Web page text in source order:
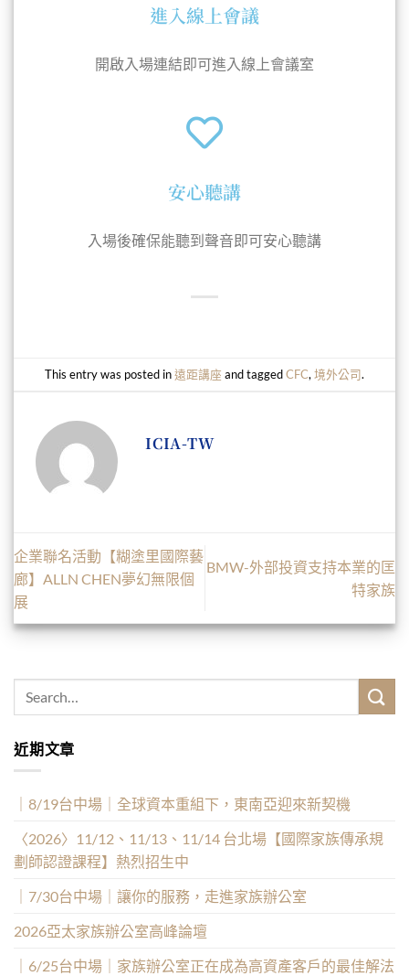
進入線上會議
開啟入場連結即可進入線上會議室
安心聽講
入場後確保能聽到聲音即可安心聽講
This entry was posted in遠距講座 and taggedCFC, 境外公司.
ICIA-TW
企業聯名活動【糊塗里國際藝
廊】ALLN CHEN夢幻無限個
展
BMW-外部投資支持本業的匡
特家族
近期文章
｜8/19台中場｜全球資本重組下，東南亞迎來新契機
〈2026〉11/12、11/13、11/14 台北場【國際家族傳承規
劃師認證課程】熱烈招生中
｜7/30台中場｜讓你的服務，走進家族辦公室
2026亞太家族辦公室高峰論壇
｜6/25台中場｜家族辦公室正在成為高資產客戶的最佳解法